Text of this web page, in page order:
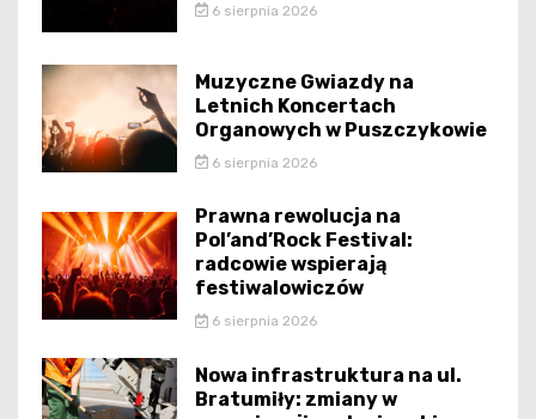
6 sierpnia 2026
Muzyczne Gwiazdy na
Letnich Koncertach
Organowych w Puszczykowie
6 sierpnia 2026
Prawna rewolucja na
Pol’and’Rock Festival:
radcowie wspierają
festiwalowiczów
6 sierpnia 2026
Nowa infrastruktura na ul.
Bratumiły: zmiany w